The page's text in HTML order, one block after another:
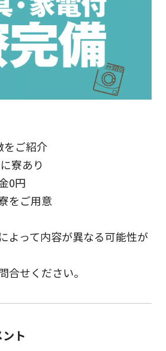
をご紹介
寮あり
0円
をご用意
よって内容が異なる可能性が
合せください。
ト